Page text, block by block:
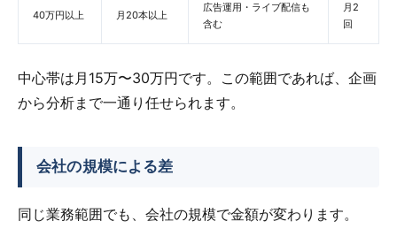
40万円以上 月20本以上
広告運用・ライブ配信も
含む
月2
回
中心帯は月15万〜30万円です。この範囲であれば、企画
から分析まで一通り任せられます。
会社の規模による差
同じ業務範囲でも、会社の規模で金額が変わります。